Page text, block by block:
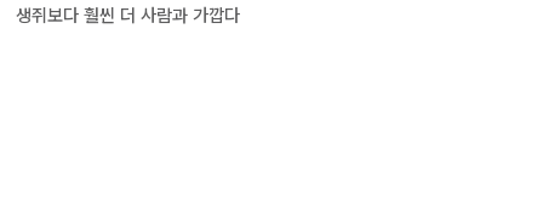
생쥐보다 훨씬 더 사람과 가깝다